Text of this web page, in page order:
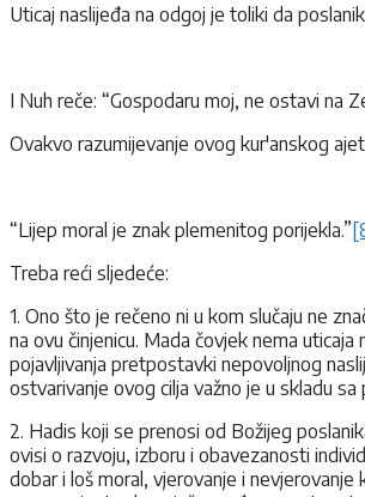
Uticaj naslijeđa na odgoj je toliki da
I Nuh reče: “Gospodaru moj, ne ostavi na
Ovakvo razumijevanje ovog kur'anskog
“Lijep moral je znak plemenitog porijekla.”
Treba reći sljedeće:
1. Ono što je rečeno ni u kom slučaju ne
na ovu činjenicu. Mada čovjek nema
pojavljivanja pretpostavki nepovoljnog
ostvarivanje ovog cilja važno je u skladu
2. Hadis koji se prenosi od Božijeg
ovisi o razvoju, izboru i obavezanosti
dobar i loš moral, vjerovanje i